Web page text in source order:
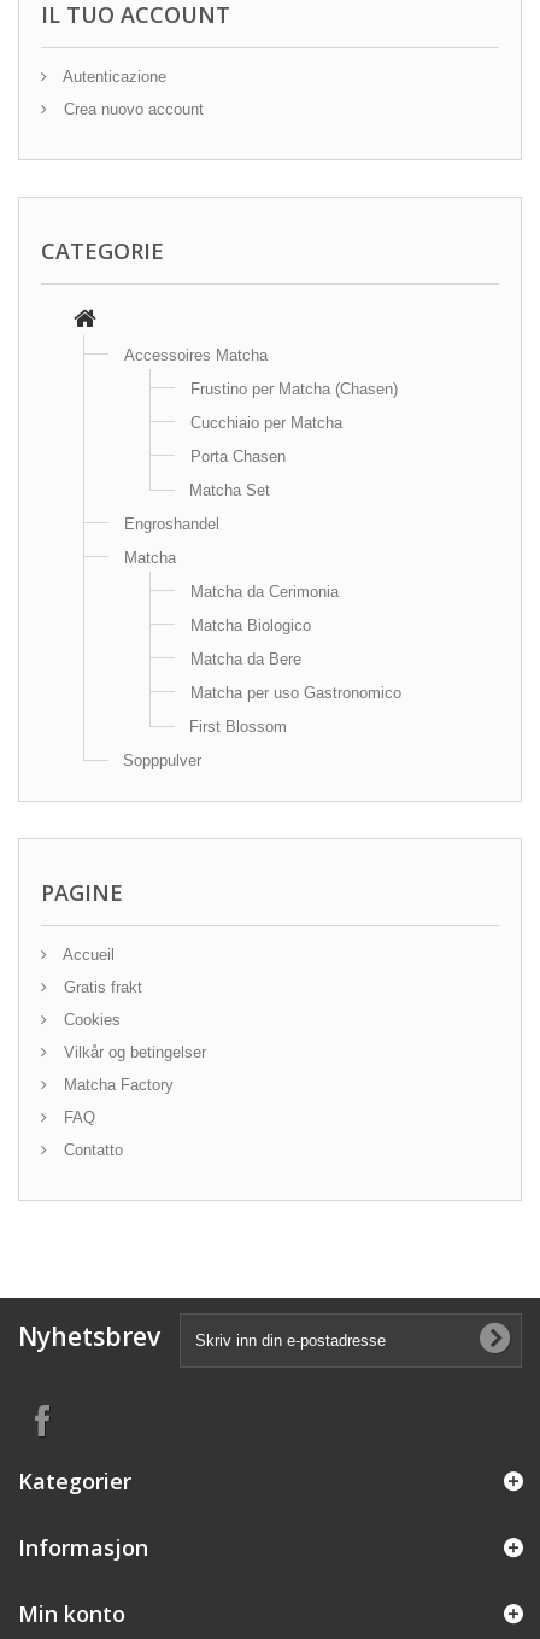
IL TUO ACCOUNT
Autenticazione
Crea nuovo account
CATEGORIE
Accessoires Matcha
Frustino per Matcha (Chasen)
Cucchiaio per Matcha
Porta Chasen
Matcha Set
Engroshandel
Matcha
Matcha da Cerimonia
Matcha Biologico
Matcha da Bere
Matcha per uso Gastronomico
First Blossom
Sopppulver
PAGINE
Accueil
Gratis frakt
Cookies
Vilkår og betingelser
Matcha Factory
FAQ
Contatto
Nyhetsbrev
Kategorier
Informasjon
Min konto